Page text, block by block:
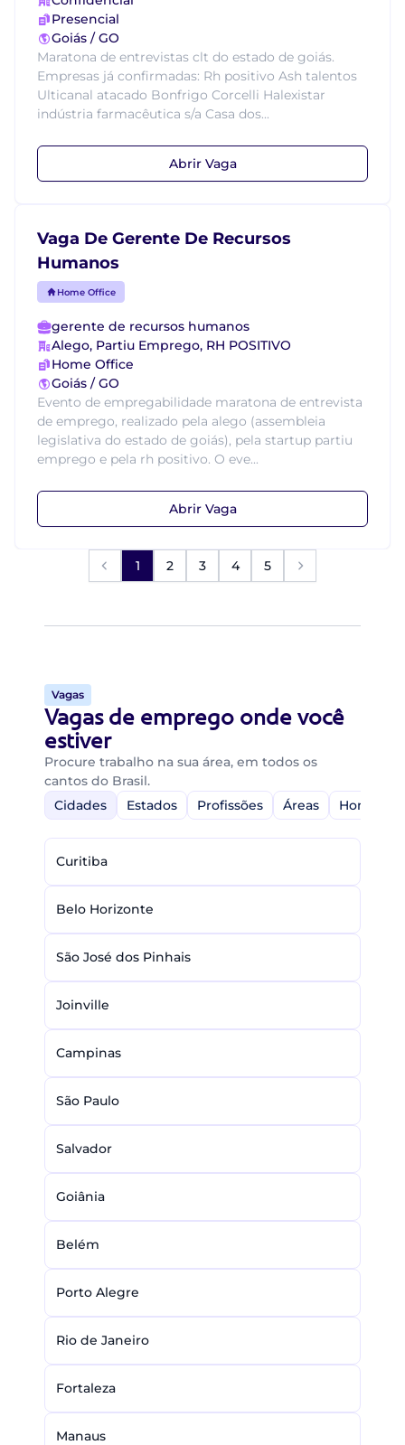
Presencial
Goiás / GO
Maratona de entrevistas clt do estado de goiás.
Empresas já confirmadas: Rh positivo Ash talentos
Ulticanal atacado Bonfrigo Corcelli Halexistar
indústria farmacêutica s/a Casa dos...
Abrir Vaga
Vaga De Gerente De Recursos
Humanos
Home Office
gerente de recursos humanos
Alego, Partiu Emprego, RH POSITIVO
Home Office
Goiás / GO
Evento de empregabilidade maratona de entrevista
de emprego, realizado pela alego (assembleia
legislativa do estado de goiás), pela startup partiu
emprego e pela rh positivo. O eve...
Abrir Vaga
1 2 3 4 5
Vagas
Vagas de emprego onde você
estiver
Procure trabalho na sua área, em todos os
cantos do Brasil.
Cidades
Estados Profissões Áreas Home-
Curitiba
Belo Horizonte
São José dos Pinhais
Joinville
Campinas
São Paulo
Salvador
Goiânia
Belém
Porto Alegre
Rio de Janeiro
Fortaleza
Manaus